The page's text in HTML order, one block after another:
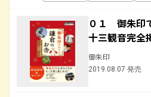
０１ 御朱印
十三観音完
御朱印
2019.08.07 発売